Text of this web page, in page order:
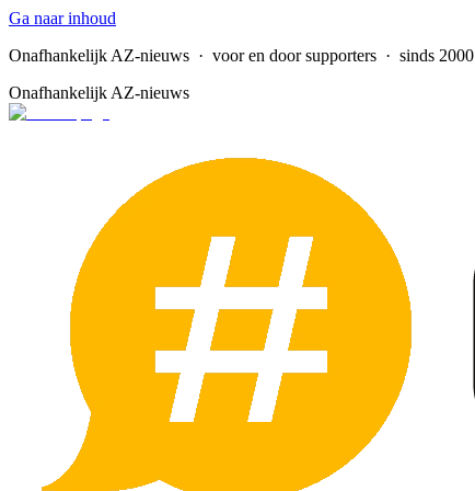
Ga naar inhoud
Onafhankelijk AZ-nieuws · voor en door supporters · sinds 2000
Onafhankelijk AZ-nieuws